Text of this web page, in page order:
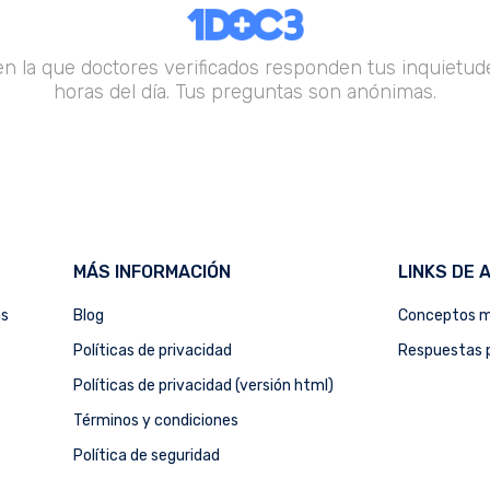
la que doctores verificados responden tus
horas del día. Tus preguntas son anónimas.
MÁS INFORMACIÓN
Blog
Políticas de privacidad
Políticas de privacidad (versión html)
Términos y condiciones
Política de seguridad
LINKS DE
Conceptos
Respuestas